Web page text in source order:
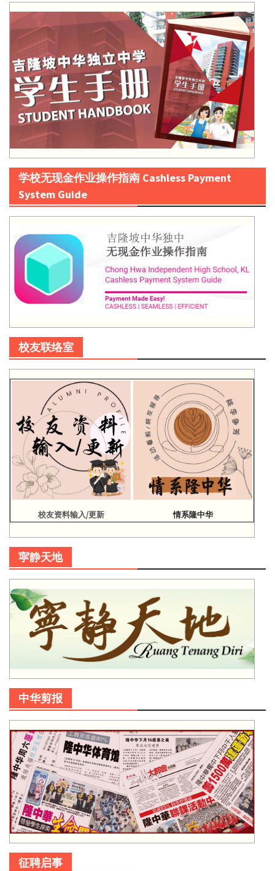
学校无现金作业操作指南 Cashless Payment
System Guide
校友联络室
校友资料输入/更新 情系隆中华
寜静天地
中华剪报
征聘启事